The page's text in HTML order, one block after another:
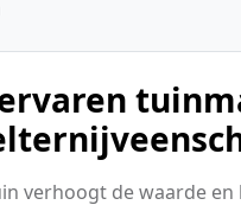
verhoogt de waarde